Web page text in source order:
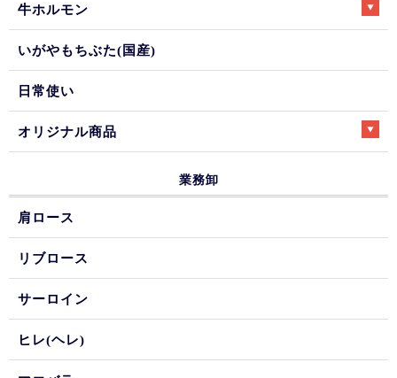
牛ホルモン
いがやもちぶた(国産)
日常使い
オリジナル商品
業務卸
肩ロース
リブロース
サーロイン
ヒレ(ヘレ)